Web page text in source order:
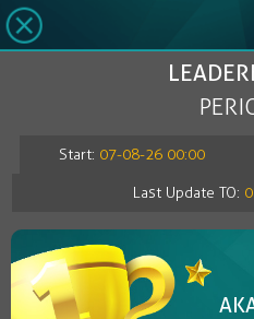
Start: 07-08-26 00:00
Last Update TO: